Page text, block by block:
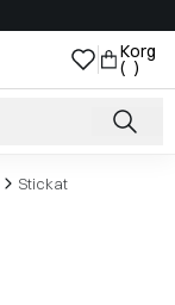
Korg
( )
Stickat